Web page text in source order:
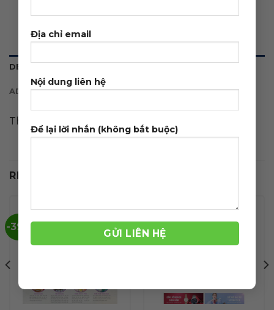
Địa chỉ email
Nội dung liên hệ
Để lại lời nhắn (không bắt buộc)
DESCRIPTION
ADDITIONAL INFORMATION
Theme wordpress bán đồ trẻ em 01
RELATED PRODUCTS
-39% -39%